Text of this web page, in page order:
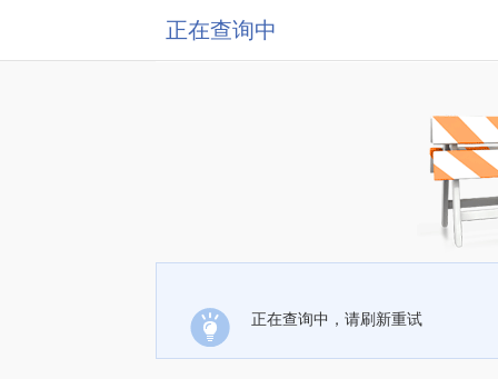
正在查询中
正在查询中，请刷新重试